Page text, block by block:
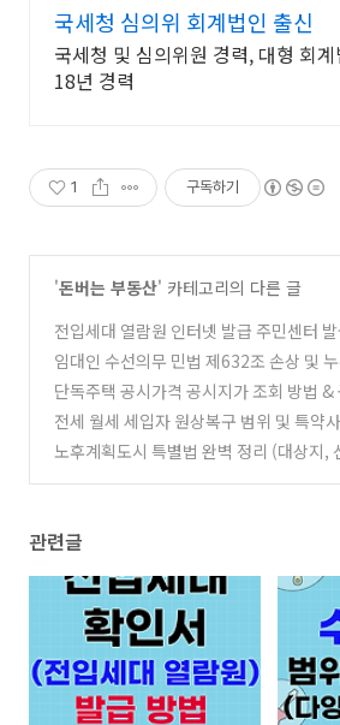
국세청 심의위 회계법인 출신
국세청 및 심의위원 경력, 대형 회
18년 경력
1 구독하기
'돈버는 부동산' 카테고리의 다른 글
전입세대 열람원 인터넷 발급 주민센터 발
서? 전입세대확인서 (0)
임대인 수선의무 민법 제632조 손상 및
용 부담은 누구? (0)
단독주택 공시가격 공시지가 조회 방법 &
택과의 차이점 정리
(0)
전세 월세 세입자 원상복구 범위 및 특약
시 문구 종합 안내
(0)
노후계획도시 특별법 완벽 정리 (대상지,
관련글